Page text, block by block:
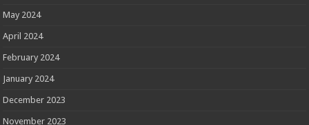
May 2024
April 2024
February 2024
January 2024
December 2023
November 2023